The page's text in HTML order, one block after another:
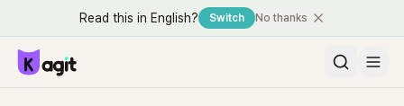
Read this in English? Switch No thanks